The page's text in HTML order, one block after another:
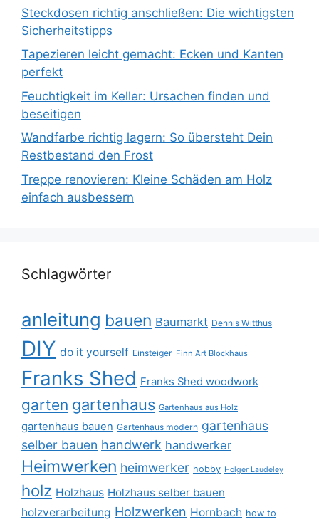
Steckdosen richtig anschließen: Die wichtigsten
Sicherheitstipps
Tapezieren leicht gemacht: Ecken und Kanten
perfekt
Feuchtigkeit im Keller: Ursachen finden und
beseitigen
Wandfarbe richtig lagern: So übersteht Dein
Restbestand den Frost
Treppe renovieren: Kleine Schäden am Holz
einfach ausbessern
Schlagwörter
anleitung bauen Baumarkt Dennis Witthus
DIY do it yourself Einsteiger Finn Art Blockhaus
Franks Shed Franks Shed woodwork
garten gartenhaus Gartenhaus aus Holz
gartenhaus bauen Gartenhaus modern gartenhaus
selber bauen handwerk handwerker
Heimwerken heimwerker hobby Holger Laudeley
holz Holzhaus Holzhaus selber bauen
holzverarbeitung Holzwerken Hornbach how to